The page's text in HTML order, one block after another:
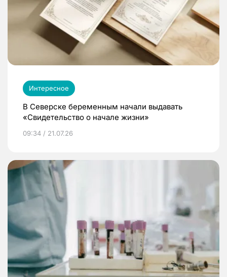
Интересное
В Северске беременным начали выдавать
«Свидетельство о начале жизни»
09:34 / 21.07.26